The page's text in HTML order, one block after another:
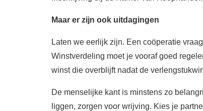
Maar er zijn ook uitdagingen
Laten we eerlijk zijn. Een coöperatie
Winstverdeling moet je vooraf goed
winst die overblijft nadat de
De menselijke kant is minstens zo
liggen, zorgen voor wrijving. Kies je